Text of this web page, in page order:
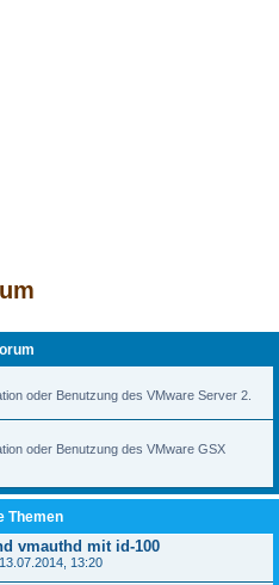
oder Benutzung des VMware Server 2.
oder Benutzung des VMware GSX
Themen
vmauthd mit id-100
13.07.2014, 13:20